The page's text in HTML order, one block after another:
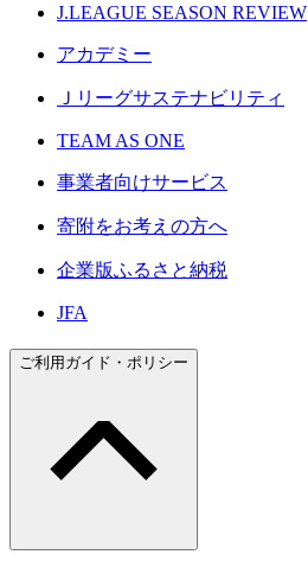
J.LEAGUE SEASON REVIEW
アカデミー
Ｊリーグサステナビリティ
TEAM AS ONE
事業者向けサービス
寄附をお考えの方へ
企業版ふるさと納税
JFA
ご利用ガイド・ポリシー